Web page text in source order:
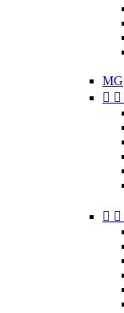
MG
 
 